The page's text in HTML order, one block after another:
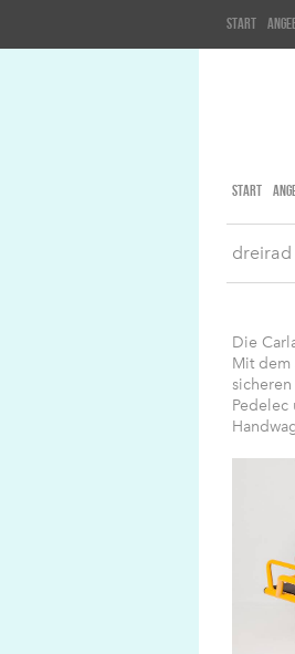
start
START
Die
Mit dem